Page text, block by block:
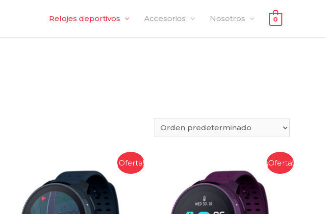
Relojes deportivos Accesorios Nosotros 0
¡Oferta! ¡Oferta!